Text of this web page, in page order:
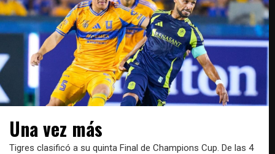
Una vez más
Tigres clasificó a su quinta Final de Champions Cup. De las 4